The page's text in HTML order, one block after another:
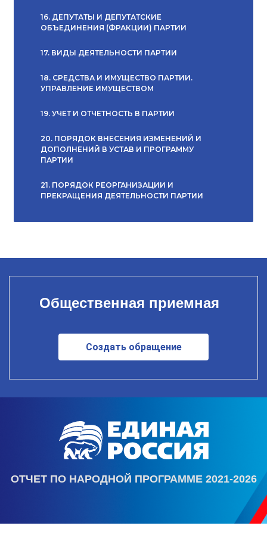
16. ДЕПУТАТЫ И ДЕПУТАТСКИЕ
ОБЪЕДИНЕНИЯ (ФРАКЦИИ) ПАРТИИ
17. ВИДЫ ДЕЯТЕЛЬНОСТИ ПАРТИИ
18. СРЕДСТВА И ИМУЩЕСТВО ПАРТИИ.
УПРАВЛЕНИЕ ИМУЩЕСТВОМ
19. УЧЕТ И ОТЧЕТНОСТЬ В ПАРТИИ
20. ПОРЯДОК ВНЕСЕНИЯ ИЗМЕНЕНИЙ И
ДОПОЛНЕНИЙ В УСТАВ И ПРОГРАММУ
ПАРТИИ
21. ПОРЯДОК РЕОРГАНИЗАЦИИ И
ПРЕКРАЩЕНИЯ ДЕЯТЕЛЬНОСТИ ПАРТИИ
Общественная приемная
Создать обращение
ОТЧЕТ ПО НАРОДНОЙ ПРОГРАММЕ 2021-2026